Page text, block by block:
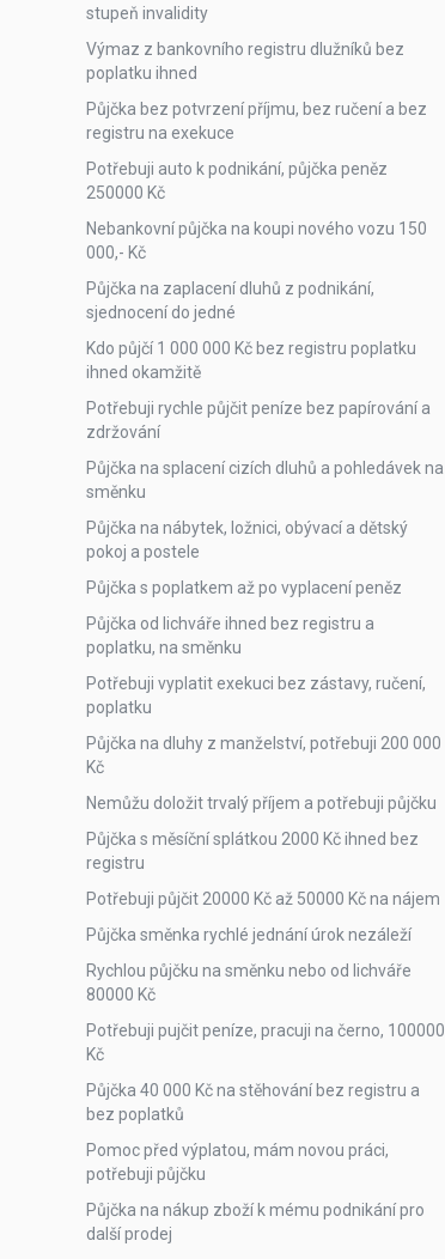
stupeň invalidity
Výmaz z bankovního registru dlužníků bez
poplatku ihned
Půjčka bez potvrzení příjmu, bez ručení a bez
registru na exekuce
Potřebuji auto k podnikání, půjčka peněz
250000 Kč
Nebankovní půjčka na koupi nového vozu 150
000,- Kč
Půjčka na zaplacení dluhů z podnikání,
sjednocení do jedné
Kdo půjčí 1 000 000 Kč bez registru poplatku
ihned okamžitě
Potřebuji rychle půjčit peníze bez papírování a
zdržování
Půjčka na splacení cizích dluhů a pohledávek na
směnku
Půjčka na nábytek, ložnici, obývací a dětský
pokoj a postele
Půjčka s poplatkem až po vyplacení peněz
Půjčka od lichváře ihned bez registru a
poplatku, na směnku
Potřebuji vyplatit exekuci bez zástavy, ručení,
poplatku
Půjčka na dluhy z manželství, potřebuji 200 000
Kč
Nemůžu doložit trvalý příjem a potřebuji půjčku
Půjčka s měsíční splátkou 2000 Kč ihned bez
registru
Potřebuji půjčit 20000 Kč až 50000 Kč na nájem
Půjčka směnka rychlé jednání úrok nezáleží
Rychlou půjčku na směnku nebo od lichváře
80000 Kč
Potřebuji pujčit peníze, pracuji na černo, 100000
Kč
Půjčka 40 000 Kč na stěhování bez registru a
bez poplatků
Pomoc před výplatou, mám novou práci,
potřebuji půjčku
Půjčka na nákup zboží k mému podnikání pro
další prodej